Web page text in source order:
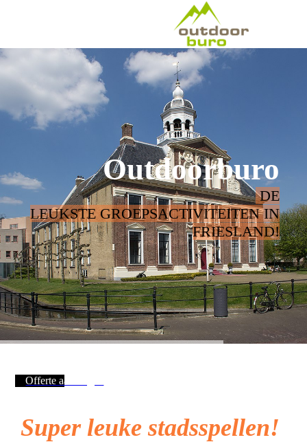
Outdoorburo
DE
LEUKSTE GROEPSACTIVITEITEN IN
FRIESLAND!
Offerte aanvragen
Super leuke stadsspellen!